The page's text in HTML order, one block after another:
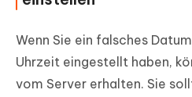
Wenn Sie ein falsches
Uhrzeit eingestellt haben,
vom Server erhalten. Sie